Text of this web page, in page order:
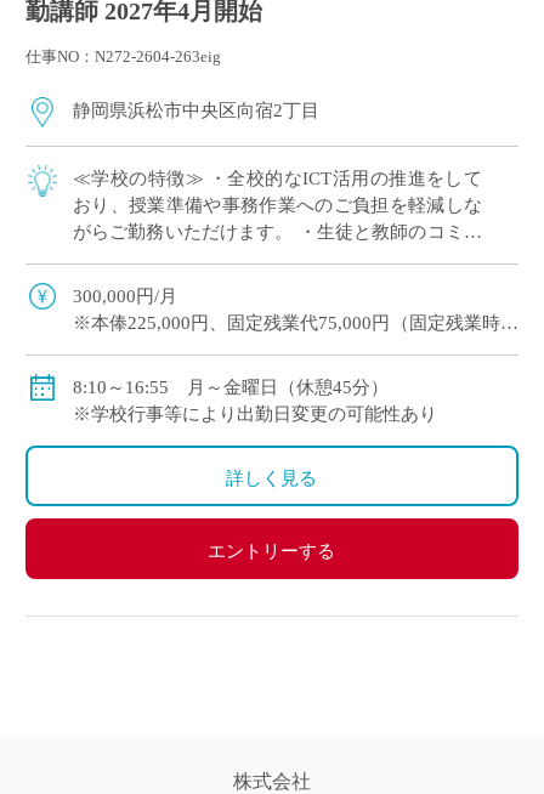
勤講師 2027年4月開始
仕事NO：N272-2604-263eig
静岡県浜松市中央区向宿2丁目
≪学校の特徴≫ ・全校的なICT活用の推進をして
おり、授業準備や事務作業へのご負担を軽減しな
がらご勤務いただけます。 ・生徒と教師のコミュ
ニケーションが活発で、関係を作りやすい環境で
す♪ ・普通科のほかに看護科、商業科な […]
300,000円/月
※本俸225,000円、固定残業代75,000円（固定残業時間
（45時間）を超えた場合は超過勤務手当あり）
賞与：年2回、4.2ヶ月分（昨年度実績）
諸手当：住宅手当、休日補習手当、休日部活動手当な
福利厚生：私学共済（健康保険、年金）、雇用保険、
労災保険
8:10～16:55 月～金曜日（休憩45分）
※学校行事等により出勤日変更の可能性あり
詳しく見る
エントリーする
株式会社